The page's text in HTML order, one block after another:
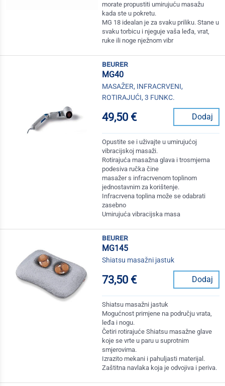
morate propustiti umirujuću masažu
kada ste u pokretu.
MG 18 idealan je za svaku priliku. Stane u
svaku torbicu i njeguje vaša leđa, vrat,
ruke ili noge nježnom vibr
beurer
MG40
MASAŽER, INFRACRVENI,
ROTIRAJUĆI, 3 FUNKC.
49,50 € Dodaj
Opustite se i uživajte u umirujućoj
vibracijskoj masaži.
Rotirajuća masažna glava i trosmjerna
podesiva ručka čine
masažer s infracrvenom toplinom
jednostavnim za korištenje.
Infracrvena toplina može se odabrati
zasebno
Umirujuća vibracijska masa
beurer
MG145
Shiatsu masažni jastuk
73,50 € Dodaj
Shiatsu masažni jastuk
Mogućnost primjene na području vrata,
leđa i nogu.
Četiri rotirajuće Shiatsu masažne glave
koje se vrte u paru u suprotnim
smjerovima.
Izrazito mekani i pahuljasti materijal.
Zaštitna navlaka koja je odvojiva i periva.